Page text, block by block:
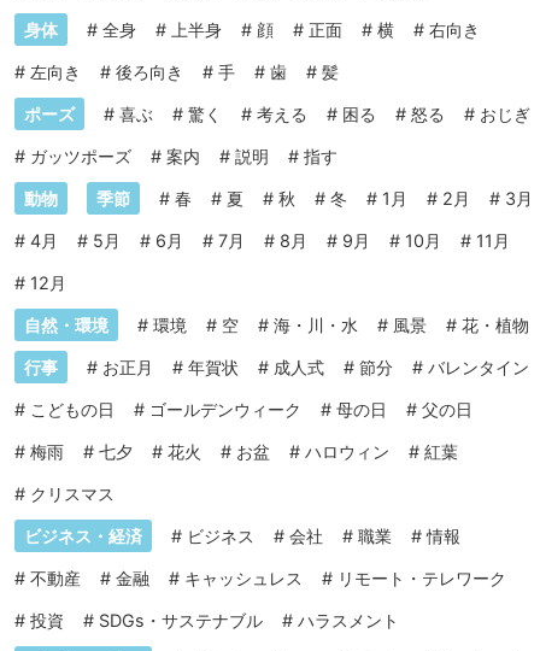
身体 # 全身 # 上半身 # 顔 # 正面 # 横 # 右向き
# 左向き # 後ろ向き # 手 # 歯 # 髪
ポーズ # 喜ぶ # 驚く # 考える # 困る # 怒る # おじぎ
# ガッツポーズ # 案内 # 説明 # 指す
動物 季節 # 春 # 夏 # 秋 # 冬 # 1月 # 2月 # 3月
# 4月 # 5月 # 6月 # 7月 # 8月 # 9月 # 10月 # 11月
# 12月
自然・環境 # 環境 # 空 # 海・川・水 # 風景 # 花・植物
行事 # お正月 # 年賀状 # 成人式 # 節分 # バレンタイン
# こどもの日 # ゴールデンウィーク # 母の日 # 父の日
# 梅雨 # 七夕 # 花火 # お盆 # ハロウィン # 紅葉
# クリスマス
ビジネス・経済 # ビジネス # 会社 # 職業 #情報
# 不動産 # 金融 # キャッシュレス # リモート・テレワーク
# 投資 # SDGs・サステナブル # ハラスメント